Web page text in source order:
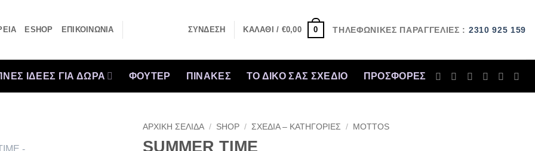
ESHOP ΕΠΙΚΟΙΝΩΝΙΑ ΣΎΝΔΕΣΗ ΚΑΛΆΘΙ / €0,00 0 ΤΗΛΕΦΩΝΙΚΕΣ ΠΑΡΑΓΓΕΛΙΕΣ : 2310 925 159
ΙΔΕΕΣ ΓΙΑ ΔΩΡΑ ΦΟΥΤΕΡ ΠΙΝΑΚΕΣ ΤΟ ΔΙΚΟ ΣΑΣ ΣΧΕΔΙΟ ΠΡΟΣΦΟΡΈΣ
ΑΡΧΙΚΉ ΣΕΛΊΔΑ / SHOP / ΣΧΕΔΙΑ – ΚΑΤΗΓΟΡΙΕΣ / MOTTOS
SUMMER TIME